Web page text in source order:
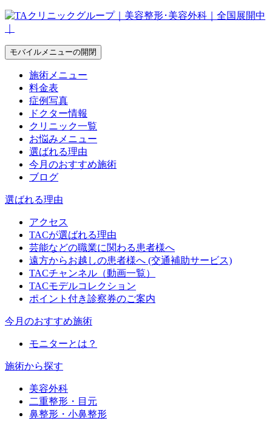
モバイルメニューの開閉
施術メニュー
料金表
症例写真
ドクター情報
クリニック一覧
お悩みメニュー
選ばれる理由
今月のおすすめ施術
ブログ
選ばれる理由
アクセス
TACが選ばれる理由
芸能などの職業に関わる患者様へ
遠方からお越しの患者様へ (交通補助サービス)
TACチャンネル（動画一覧）
TACモデルコレクション
ポイント付き診察券のご案内
今月のおすすめ施術
モニターとは？
施術から探す
美容外科
二重整形・目元
鼻整形・小鼻整形